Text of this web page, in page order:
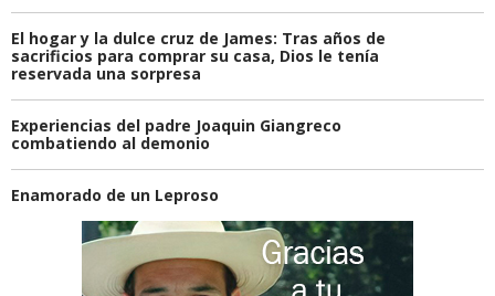
El hogar y la dulce cruz de James: Tras años de
sacrificios para comprar su casa, Dios le tenía
reservada una sorpresa
Experiencias del padre Joaquin Giangreco
combatiendo al demonio
Enamorado de un Leproso